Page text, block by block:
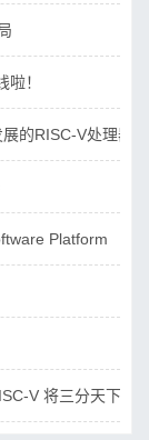
！
的RISC-V处理器
Platform
V 将三分天下？